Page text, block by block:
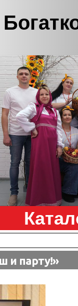
и парту!»